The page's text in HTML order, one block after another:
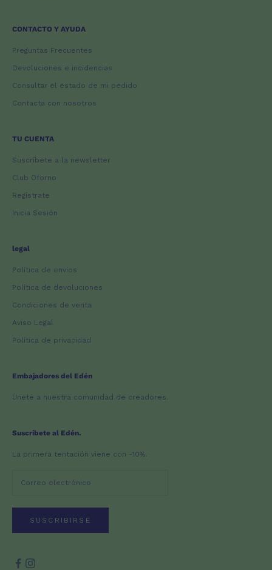
CONTACTO Y AYUDA
Preguntas Frecuentes
Devoluciones e incidencias
Consultar el estado de mi pedido
Contacta con nosotros
TU CUENTA
Suscríbete a la newsletter
Club Oforno
Regístrate
Inicia Sesión
legal
Política de envíos
Política de devoluciones
Condiciones de venta
Aviso Legal
Política de privacidad
Embajadores del Edén
Únete a nuestra comunidad de creadores.
Suscríbete al Edén.
La primera tentación viene con -10%.
SUSCRIBIRSE